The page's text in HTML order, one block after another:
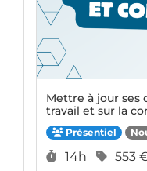
Mettre à jour ses
travail et sur la
Présentiel
Durée :
14h Prix :
553